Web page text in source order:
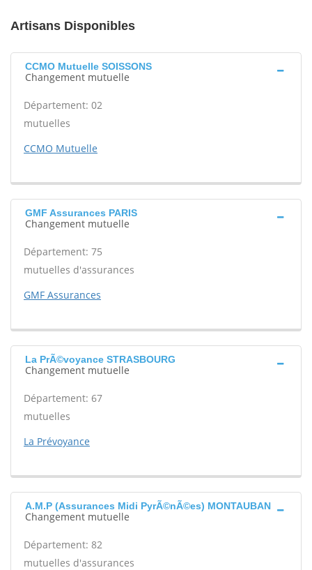
Artisans Disponibles
CCMO Mutuelle SOISSONS
Changement mutuelle
Département: 02
mutuelles
CCMO Mutuelle
GMF Assurances PARIS
Changement mutuelle
Département: 75
mutuelles d'assurances
GMF Assurances
La PrÃ©voyance STRASBOURG
Changement mutuelle
Département: 67
mutuelles
La Prévoyance
A.M.P (Assurances Midi PyrÃ©nÃ©es) MONTAUBAN
Changement mutuelle
Département: 82
mutuelles d'assurances